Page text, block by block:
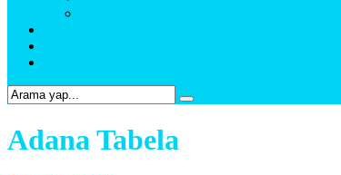
Adana Tabela